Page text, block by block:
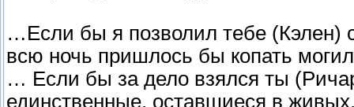
…Если бы я позволил тебе (Кэлен)
всю ночь пришлось бы копать
… Если бы за дело взялся ты
единственные, оставшиеся в